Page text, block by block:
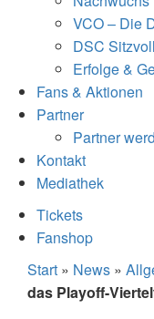
VCO – Die
DSC
Erfolge &
Fans & Aktionen
Partner
Partner
Kontakt
Mediathek
Tickets
Fanshop
Start » News »
das Playoff-